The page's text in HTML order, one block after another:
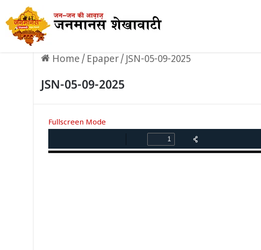
Home / Epaper/JSN-05-09-2025
JSN-05-09-2025
Fullscreen Mode